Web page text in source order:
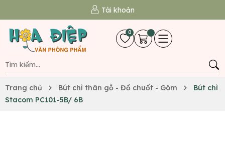
Tài khoản
0
Trang chủ Bút chì thân gỗ - Đồ chuốt - Gôm
Bút chì
Stacom PC101-5B/ 6B